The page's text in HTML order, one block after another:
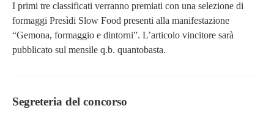
I primi tre classificati verranno premiati con una selezione di
formaggi Presìdi Slow Food presenti alla manifestazione
“Gemona, formaggio e dintorni”. L’articolo vincitore sarà
pubblicato sul mensile q.b. quantobasta.
Segreteria del concorso